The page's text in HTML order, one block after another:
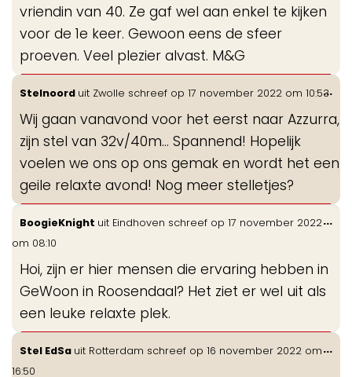
vriendin van 40. Ze gaf wel aan enkel te kijken
voor de 1e keer. Gewoon eens de sfeer
proeven. Veel plezier alvast. M&G
Stelnoord uit Zwolle schreef op 17 november 2022 om 10:53
Wij gaan vanavond voor het eerst naar Azzurra,
zijn stel van 32v/40m… Spannend! Hopelijk
voelen we ons op ons gemak en wordt het een
geile relaxte avond! Nog meer stelletjes?
...
BoogieKnight uit Eindhoven schreef op 17 november 2022
om 08:10
Hoi, zijn er hier mensen die ervaring hebben in
GeWoon in Roosendaal? Het ziet er wel uit als
een leuke relaxte plek.
...
Stel EdSa uit Rotterdam schreef op 16 november 2022 om
16:50
...